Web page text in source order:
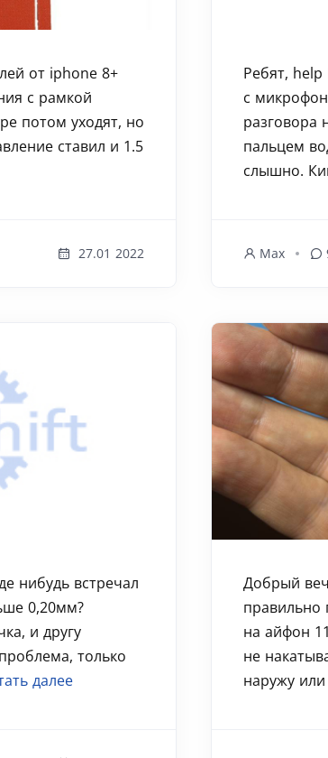
от iphone 8+
с рамкой
потом уходят, но
ставил и 1.5
27.01 2022
Ребят,
с
разговора
пальцем
слышно.
Max
нибудь встречал
0,20мм?
и другу
только
далее
Добрый
правильно
на айфон
не
наружу или